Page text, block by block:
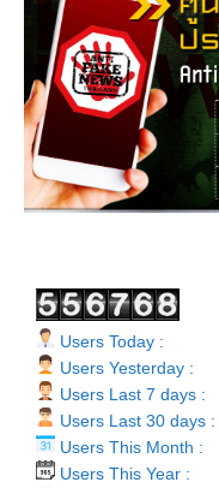
Users Today :
Users Yesterday :
Users Last 7 days :
Users Last 30 days :
Users This Month :
Users This Year :